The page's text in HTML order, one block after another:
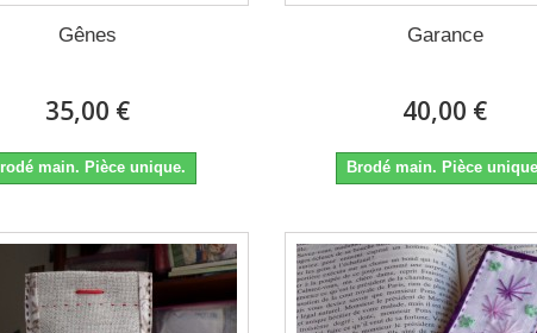
Gênes
35,00 €
main. Pièce unique.
Garance
40,00 €
Brodé main. Pièce